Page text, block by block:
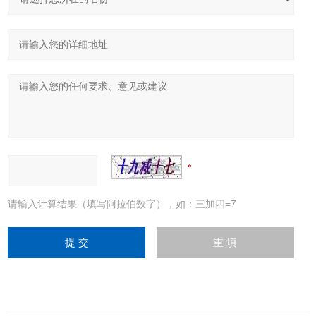
请输入计算结果（填写阿拉伯数字），如：三加四=7